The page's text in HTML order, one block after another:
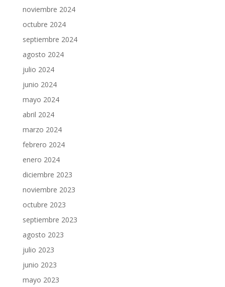
noviembre 2024
octubre 2024
septiembre 2024
agosto 2024
julio 2024
junio 2024
mayo 2024
abril 2024
marzo 2024
febrero 2024
enero 2024
diciembre 2023
noviembre 2023
octubre 2023
septiembre 2023
agosto 2023
julio 2023
junio 2023
mayo 2023